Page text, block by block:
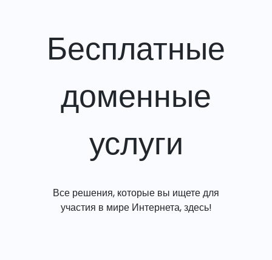
Бесплатные
доменные
услуги
Все решения, которые вы ищете для
участия в мире Интернета, здесь!